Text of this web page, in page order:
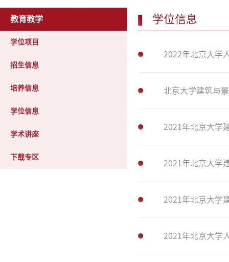
教育教学
学位项目
招生信息
培养信息
学位信息
学术讲座
下载专区
学位信息
2022年北京大学
北京大学建筑与
2021年北京大学
2021年北京大学
2021年北京大学
2021年北京大学